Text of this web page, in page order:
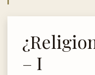
– I